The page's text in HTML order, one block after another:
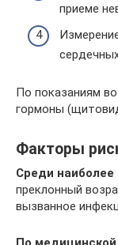
приеме
По показаниям
гормоны
Факторы
Среди наиболее
преклонный
вызванное